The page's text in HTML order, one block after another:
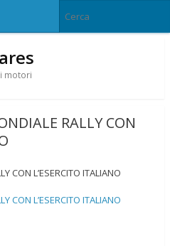
motori
RALLY CON
CON L’ESERCITO ITALIANO
CON L’ESERCITO ITALIANO